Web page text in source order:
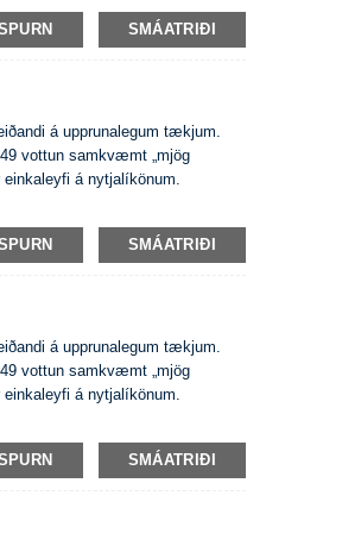
SMÁATRIÐI
á upprunalegum tækjum.
vottun samkvæmt „mjög
einkaleyfi á nytjalíkönum.
SMÁATRIÐI
á upprunalegum tækjum.
vottun samkvæmt „mjög
einkaleyfi á nytjalíkönum.
SMÁATRIÐI